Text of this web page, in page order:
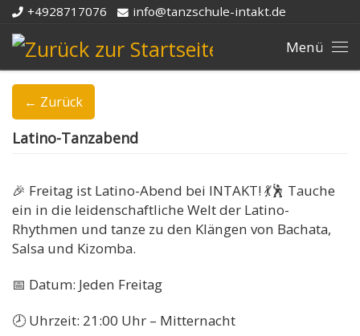
+4928717076 info@tanzschule-intakt.de
← Zurück
Latino-Tanzabend
🎉 Freitag ist Latino-Abend bei INTAKT! 💃🕺 Tauche
ein in die leidenschaftliche Welt der Latino-
Rhythmen und tanze zu den Klängen von Bachata,
Salsa und Kizomba.
📅 Datum: Jeden Freitag
🕗 Uhrzeit: 21:00 Uhr – Mitternacht